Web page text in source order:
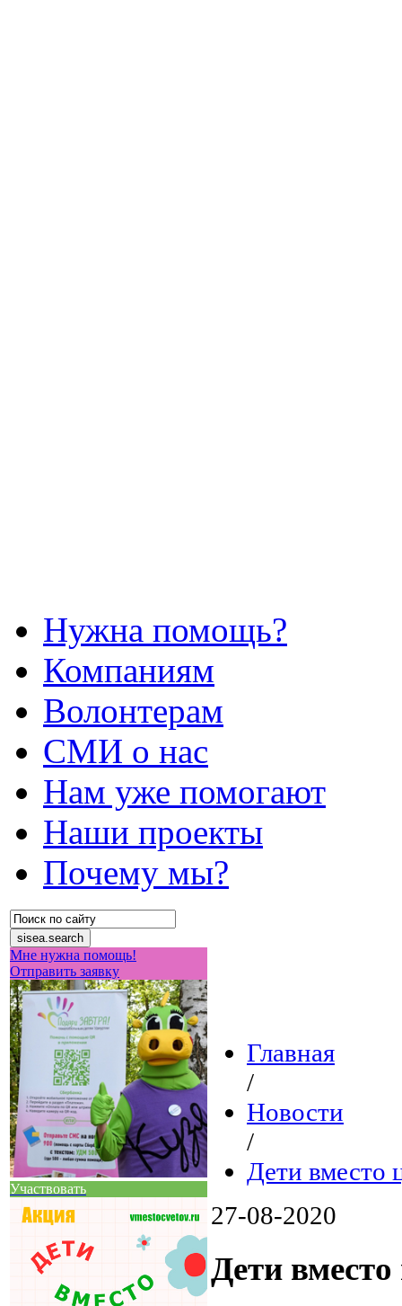
Нужна помощь?
Компаниям
Волонтерам
СМИ о нас
Нам уже помогают
Наши проекты
Почему мы?
Мне нужна помощь!
Отправить заявку
Участвовать
Главная
/
Новости
/
Дети вместо
27-08-2020
Дети вместо